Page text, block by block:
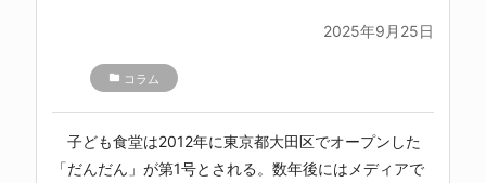
2025年9月25日
folder コラム
子ども食堂は2012年に東京都大田区でオープンした
「だんだん」が第1号とされる。数年後にはメディアで